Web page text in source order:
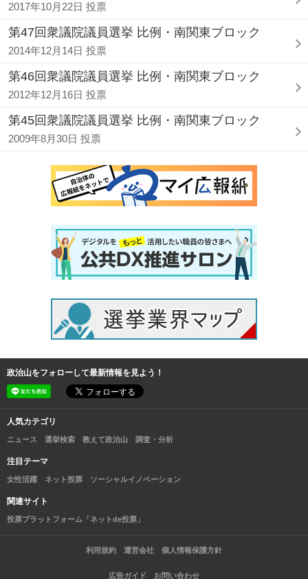
2017年10月22日 投票
第47回衆議院議員選挙 比例・南関東ブロック
2014年12月14日 投票
第46回衆議院議員選挙 比例・南関東ブロック
2012年12月16日 投票
第45回衆議院議員選挙 比例・南関東ブロック
2009年8月30日 投票
政治山をフォローして最新情報を見よう！
人気カテゴリ
ニュース 選挙検索 教えて政治山 調査・分析
注目テーマ
女性活躍 ネット投票 ソーシャルイノベーション
関連サイト
投票プラットフォーム「ネットde投票」
利用規約 運営会社 個人情報保護方針
広告ガイド お問い合わせ